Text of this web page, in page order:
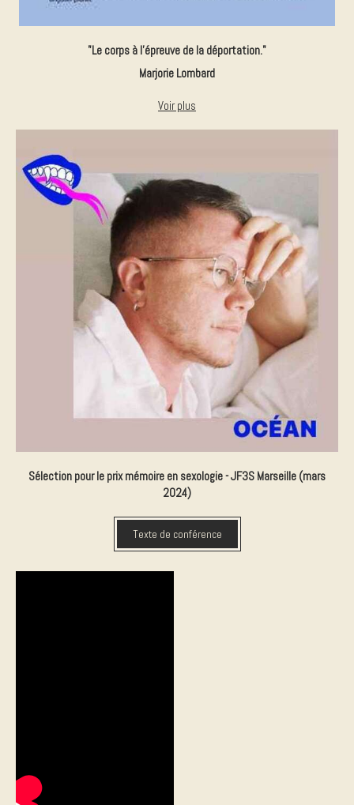
"Le corps à l'épreuve de la déportation."
Marjorie Lombard
Voir plus
Sélection pour le prix mémoire en sexologie - JF3S Marseille (mars
2024)
Texte de conférence